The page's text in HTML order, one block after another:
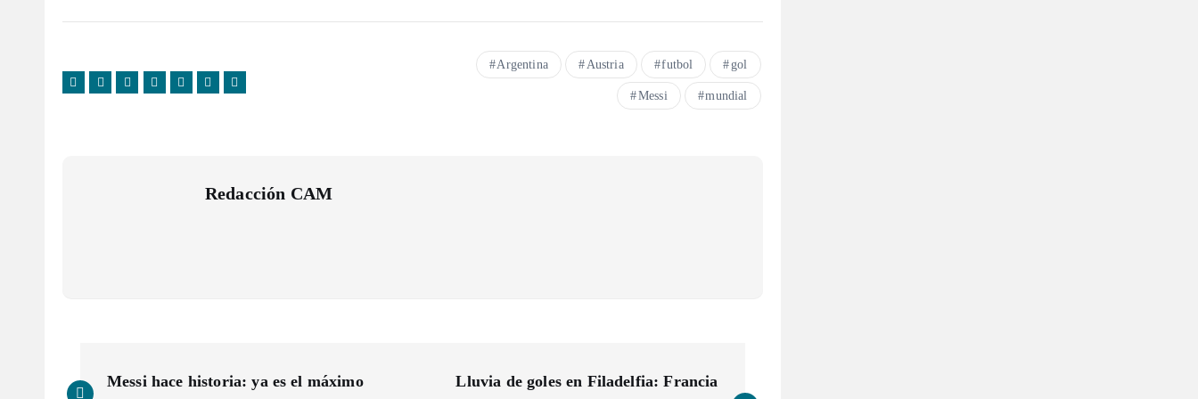
Argentina Austria futbol gol
Messi mundial
Redacción CAM
Messi hace historia: ya es el máximo
Lluvia de goles en Filadelfia: Francia